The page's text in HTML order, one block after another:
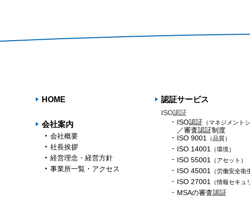
HOME
会社案内
会社概要
社長挨拶
経営理念・経営方針
事業所一覧・アクセス
認証サービス
ISO認証
ISO認証 （マネジメント
／審査認証制度
ISO 9001（品質）
ISO 14001（環境）
ISO 55001（アセット）
ISO 45001（労働安全衛
ISO 27001（情報セキュ
MSAの審査認証